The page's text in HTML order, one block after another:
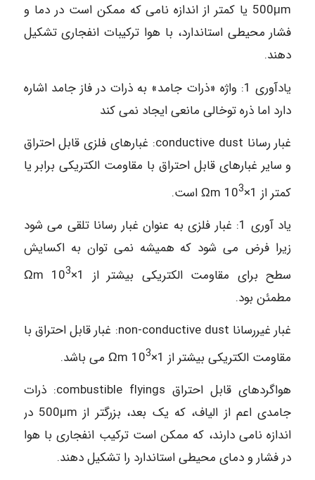
500μm یا کمتر از اندازه نامی که ممکن است در دما و
فشار محیطی استاندارد، با هوا ترکیبات انفجاری تشکیل
دهند.
یادآوری 1: واژه «ذرات جامد» به ذرات در فاز جامد اشاره
دارد اما ذره توخالی مانعی ایجاد نمی کند
غبار رسانا conductive dust: غبارهای فلزی قابل احتراق
و سایر غبارهای قابل احتراق با مقاومت الکتریکی برابر یا
کمتر از 1×10
3
یاد آوری 1: غبار فلزی به عنوان غبار رسانا تلقی می شود
زیرا فرض می شود که همیشه نمی توان به اکسایش
سطح برای مقاومت الکتریکی بیشتر از 1×10
3
Ωm
مطمئن بود.
غبار غیررسانا non-conductive dust: غبار قابل احتراق با
مقاومت الکتریکی بیشتر از 1×10
3
هواگردهای قابل احتراق combustible flyings: ذرات
جامدی اعم از الیاف، که یک بعد، بزرگتر از 500μm در
اندازه نامی دارند، که ممکن است ترکیب انفجاری با هوا
در فشار و دمای محیطی استاندارد را تشکیل دهند.